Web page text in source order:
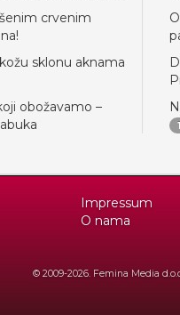
crvenim
sklonu aknama
obožavamo –
1
Impressum
O nama
© 2009-2026. Femina Media